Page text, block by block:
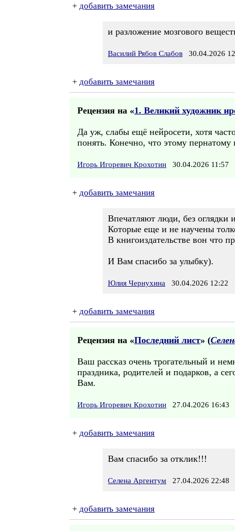
+ добавить замечания
и разложение мозгового
Василий Рябов Слабов 30.04.2026
+ добавить замечания
Рецензия на «1. Великий художник
Да уж, слабы ещё нейросети, хотя
понять. Конечно, что этому
Игорь Игоревич Крохотин 30.04.2026 11:57
+ добавить замечания
Впечатляют люди, без
Которые еще и не научены
В книгоиздательстве вон что
И Вам спасибо за улыбку).
Юлия Чернухина 30.04.2026 12:22
+ добавить замечания
Рецензия на «Последний лист» (
Ваш рассказ очень трогательный и
праздника, родителей и подарков, а
Вам.
Игорь Игоревич Крохотин 27.04.2026 16:43
+ добавить замечания
Вам спасибо за отклик!!!
Селена Аргентум 27.04.2026 22:48
+ добавить замечания